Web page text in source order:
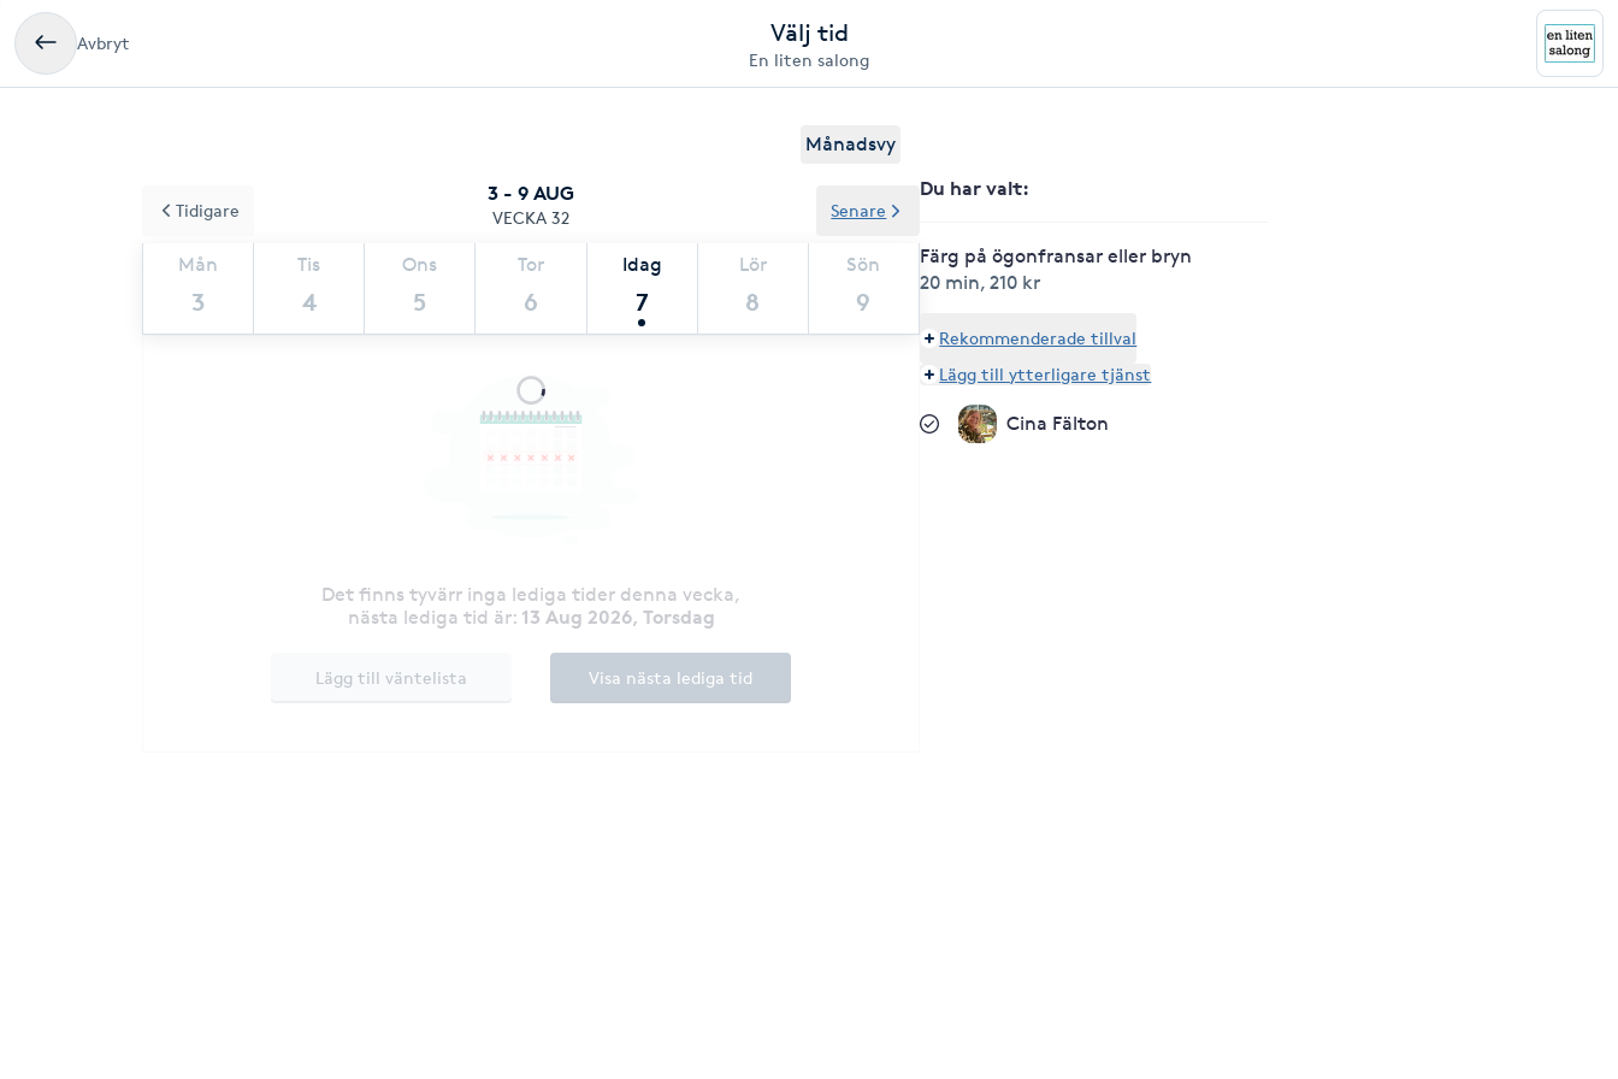
Avbryt Välj tid
En liten salong
Månadsvy
3 - 9 AUG
VECKA 32
Mån
3
Tis
4
Ons
5
Tor
6
Idag
7
Lör
8
Sön
9
Tidigare Senare
Det finns tyvärr inga lediga tider denna vecka,
nästa lediga tid är: 13 Aug 2026, Torsdag
Lägg till väntelista Visa nästa lediga tid
Du har valt:
Färg på ögonfransar eller bryn
20 min,210 kr
Rekommenderade tillval
Lägg till ytterligare tjänst
Cina Fälton